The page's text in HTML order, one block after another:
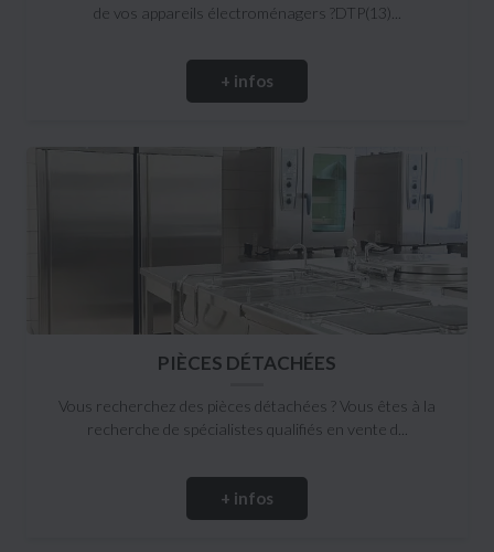
de vos appareils électroménagers ?DTP(13)...
+ infos
PIÈCES DÉTACHÉES
Vous recherchez des pièces détachées ? Vous êtes à la
recherche de spécialistes qualifiés en vente d...
+ infos